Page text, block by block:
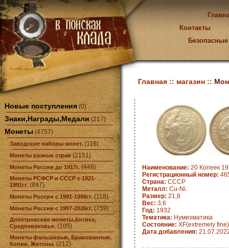
Контакты
Новые поступления (0)
Знаки,Награды,Медали (217)
Монеты (4757)
Заводские наборы монет. (116)
Монеты разных стран (2151)
Монеты России до 1917г. (449)
Монеты РСФСР и СССР с 1921-
1991гг. (847)
Монеты России с 1991-1996гг. (118)
Монеты России с 1997-2026гг. (759)
Допетровские монеты.Антика,
Средневековье. (105)
Монеты фальшивые, Бракованные,
Копии, Жетоны. (212)
Главная :: магазин ::
Наименование: 20 Копеек
Регистрационный номер:
Страна: СССР
Металл: Cu-Ni.
Размер: 21,8
Вес: 3,6
Год: 1932
Тематика: Нумизматика
Состояние: XF(extremely fine)
Дата добавления: